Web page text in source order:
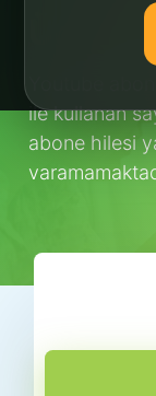
ile kullanan
abone hilesi